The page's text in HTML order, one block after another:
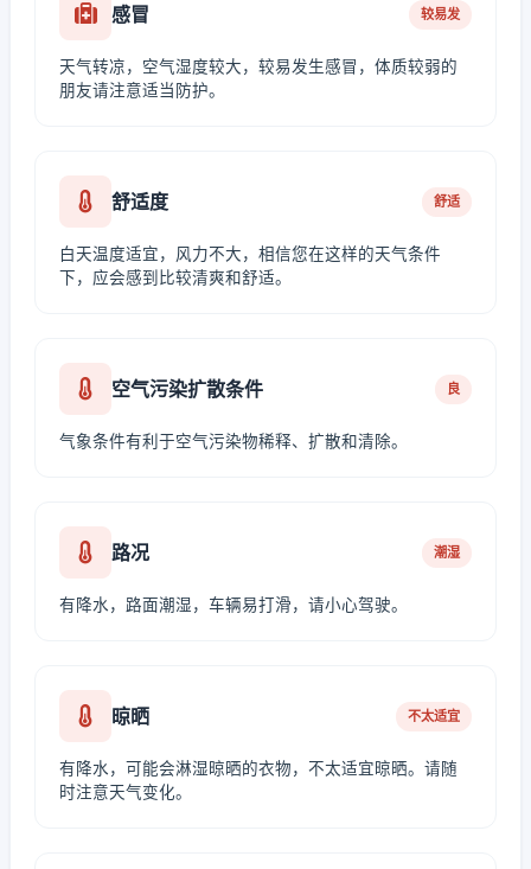
感冒 较易发
天气转凉，空气湿度较大，较易发生感冒，体质较弱的
朋友请注意适当防护。
舒适度 舒适
白天温度适宜，风力不大，相信您在这样的天气条件
下，应会感到比较清爽和舒适。
空气污染扩散条件 良
气象条件有利于空气污染物稀释、扩散和清除。
路况 潮湿
有降水，路面潮湿，车辆易打滑，请小心驾驶。
晾晒 不太适宜
有降水，可能会淋湿晾晒的衣物，不太适宜晾晒。请随
时注意天气变化。